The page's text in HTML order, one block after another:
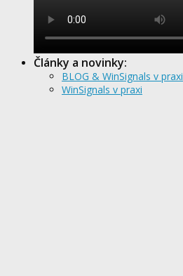
Články a novinky:
BLOG & WinSignals v praxi
WinSignals v praxi